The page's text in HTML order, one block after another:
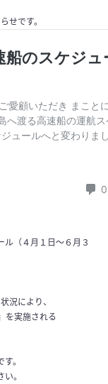
せです。
ル（４月１日～６月３
況により、
を実施される
。
。